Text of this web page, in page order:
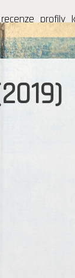
recenze profily